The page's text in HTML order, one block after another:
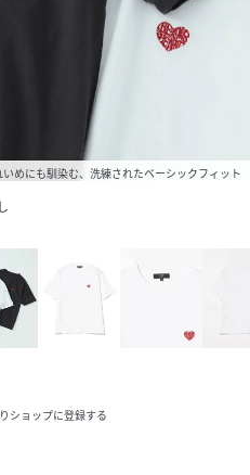
いめにも馴染む、洗練されたベーシックフィット
ショップに登録する